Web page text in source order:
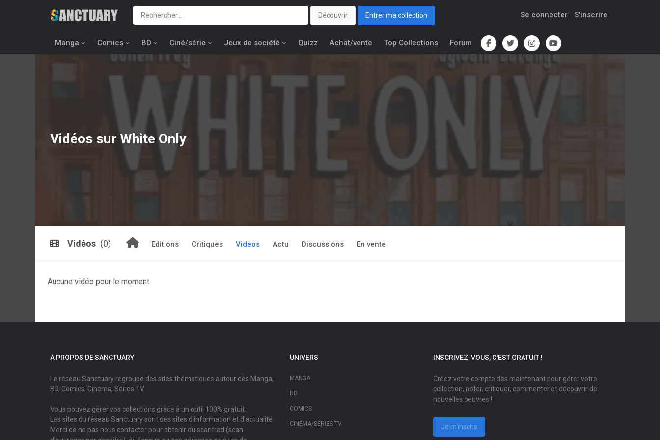
Découvrir Entrer ma collection Se connecter S'inscrire
Manga Comics BD Ciné/série Jeux de société Quizz Achat/vente Top Collections Forum
Vidéos sur White Only
Vidéos (0) Editions Critiques Videos Actu Discussions En vente
Aucune vidéo pour le moment
A PROPOS DE SANCTUARY
Le réseau Sanctuary regroupe des sites thématiques autour des Manga,
BD, Comics, Cinéma, Séries TV.
Vous pouvez gérer vos collections grâce à un outil 100% gratuit.
Les sites du réseau Sanctuary sont des sites d'information et d'actualité.
Merci de ne pas nous contacter pour obtenir du scantrad (scan
UNIVERS
MANGA
BD
COMICS
CINÉMA/SÉRIES TV
INSCRIVEZ-VOUS, C'EST GRATUIT !
Créez votre compte dès maintenant pour gérer votre
collection, noter, critiquer, commenter et découvrir de
nouvelles oeuvres !
Je m'inscris